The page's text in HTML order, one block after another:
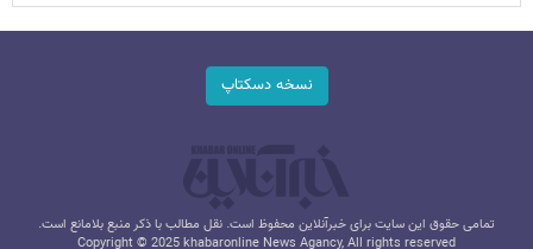
نسخه دسکتاپ
تمامی حقوق این سایت برای خبرآنلاین محفوظ است. نقل مطالب با ذکر منبع بلامانع است.
Copyright © 2025 khabaronline News Agancy, All rights reserved